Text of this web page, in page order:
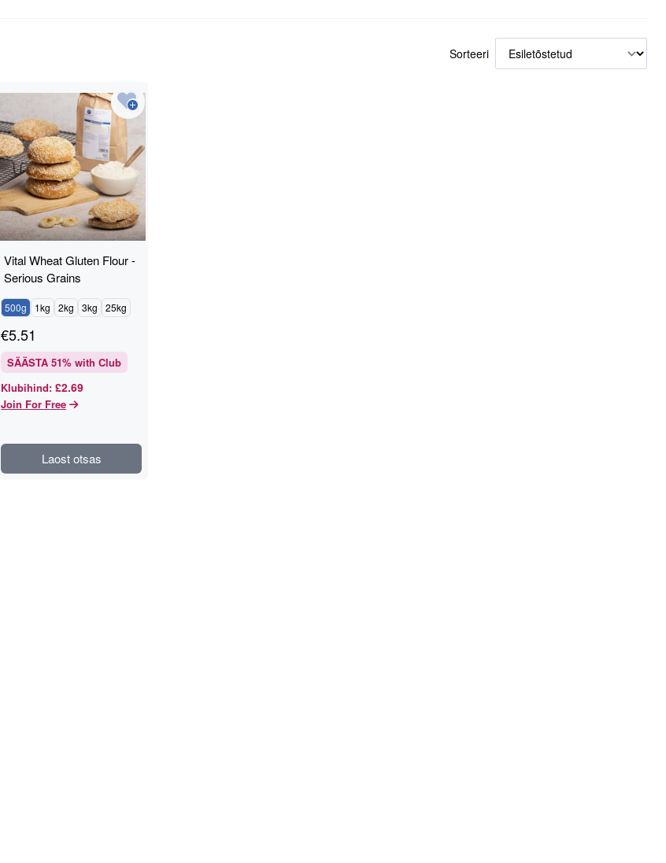
Sorteeri
Vital Wheat Gluten Flour -
Serious Grains
500g 1kg 2kg 3kg 25kg
€5.51
SÄÄSTA 51% with Club
Klubihind: £2.69
Join For Free
Laost otsas